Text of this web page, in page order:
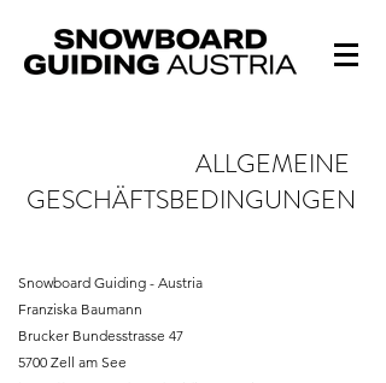
ALLGEMEINE
GESCHÄFTSBEDINGUNGEN
Snowboard Guiding - Austria
Franziska Baumann
Brucker Bundesstrasse 47
5700 Zell am See